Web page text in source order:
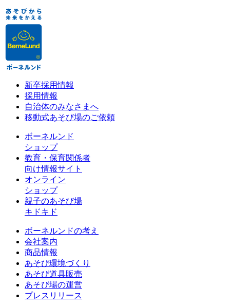
新卒採用情報
採用情報
自治体のみなさまへ
移動式あそび場のご依頼
ボーネルンド
ショップ
教育・保育関係者
向け情報サイト
オンライン
ショップ
親子のあそび場
キドキド
ボーネルンドの考え
会社案内
商品情報
あそび環境づくり
あそび道具販売
あそび場の運営
プレスリリース